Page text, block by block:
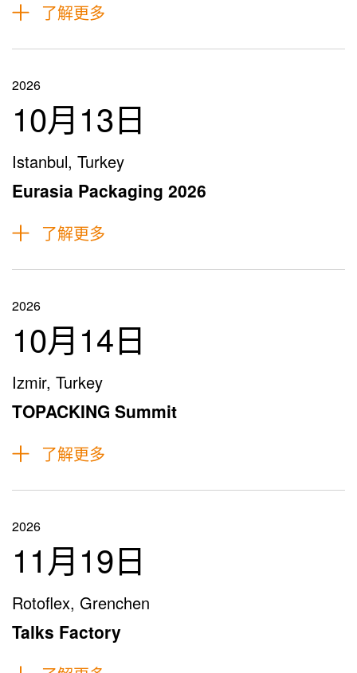
了解更多
2026
10月13日
Istanbul, Turkey
Eurasia Packaging 2026
了解更多
2026
10月14日
Izmir, Turkey
TOPACKING Summit
了解更多
2026
11月19日
Rotoflex, Grenchen
Talks Factory